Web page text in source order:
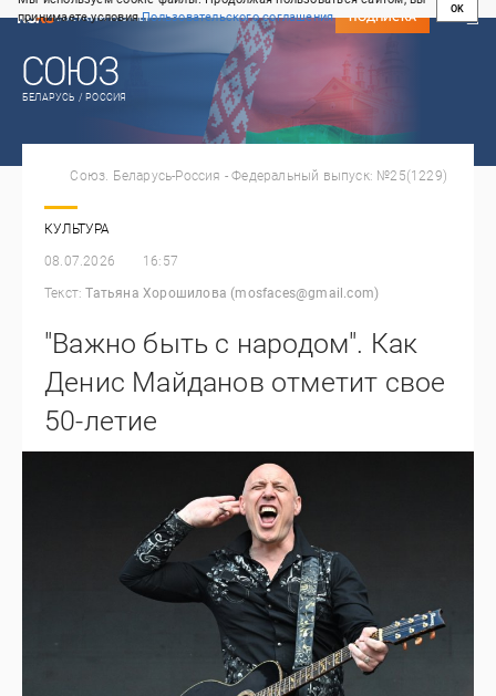
принимаете условияПользовательского соглашения
OK
СВЕЖИЙ НОМЕР
ПОДПИСКА
БЕЛАРУСЬ / РОССИЯ
КУЛЬТУРА
08.07.2026 16:57
Текст: Татьяна Хорошилова (mosfaces@gmail.com)
Союз. Беларусь-Россия - Федеральный выпуск: №25(1229)
"Важно быть с народом". Как
Денис Майданов отметит свое
50-летие